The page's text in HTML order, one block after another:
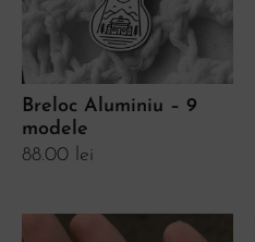
Breloc Aluminiu – 9
modele
88.00 lei